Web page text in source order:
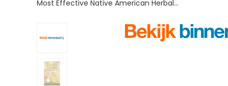
Most Effective Native American Herbal…